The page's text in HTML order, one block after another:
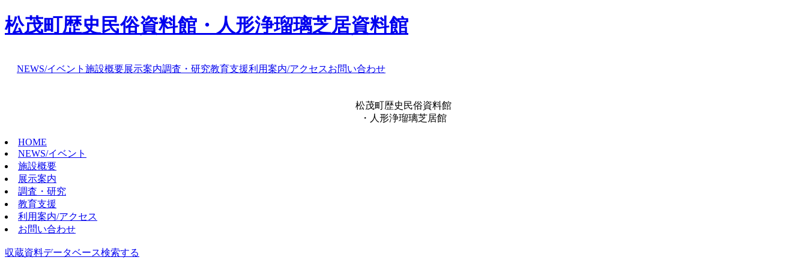
松茂町歴史民俗資料館・人形浄瑠璃芝居資料館
NEWS/イベント 施設概要展示案内調査・研究教育支援利用案内/アクセスお問い合わせ
松茂町歴史民俗資料館
・人形浄瑠璃芝居館
HOME
NEWS/イベント
施設概要
展示案内
調査・研究
教育支援
利用案内/アクセス
お問い合わせ
収蔵資料データベース検索する